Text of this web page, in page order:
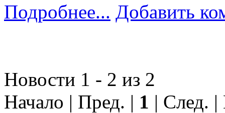
Подробнее... Добавить
Новости 1 - 2 из 2
Начало | Пред. | 1 | След.